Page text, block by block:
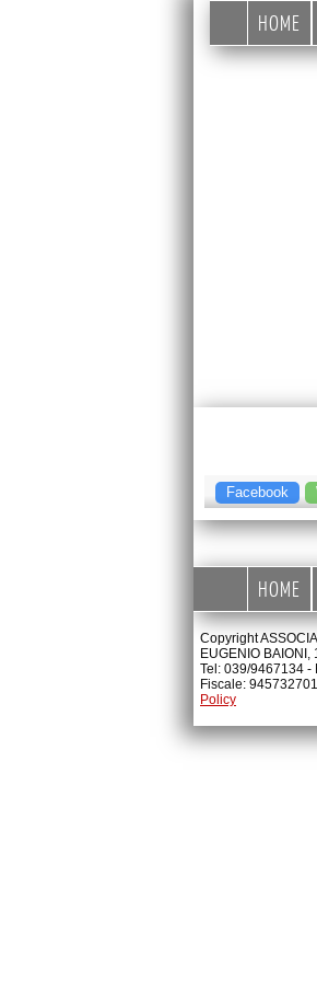
HOME
Facebook
HOME
Copyright
EUGENIO
Tel: 039/9467134 -
Fiscale:
Policy